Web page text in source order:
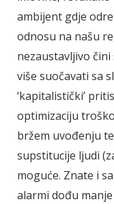
ambijent gdje
odnosu na našu
nezaustavljivo čini
više suočavati sa
‘kapitalistički’
optimizaciju
bržem uvođenju
supstitucije ljudi
moguće. Znate i
alarmi dođu